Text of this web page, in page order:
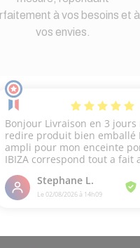
à vos besoins et à
vos envies.